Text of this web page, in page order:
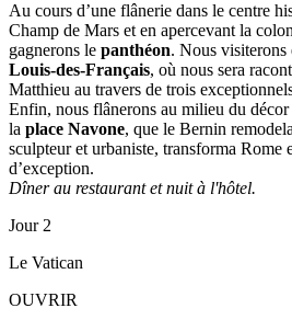
Au cours d’une flânerie dans le centre
Champ de Mars et en apercevant la
gagnerons le panthéon. Nous visiterons
Louis-des-Français, où nous sera
Matthieu au travers de trois
Enfin, nous flânerons au milieu du
la place Navone, que le Bernin
sculpteur et urbaniste, transforma Rome
d’exception.
Dîner au restaurant et nuit à l'hôtel.
Jour 2
Le Vatican
OUVRIR